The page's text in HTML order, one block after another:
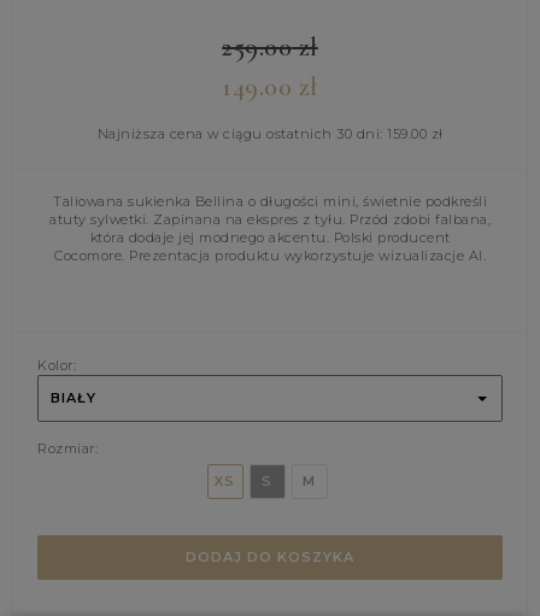
259.00zł
149.00 zł
Najniższa cena w ciągu ostatnich 30 dni: 159.00 zł
Taliowana sukienka Bellina o długości mini, świetnie podkreśli
atuty sylwetki. Zapinana na ekspres z tyłu. Przód zdobi falbana,
która dodaje jej modnego akcentu. Polski producent
Cocomore. Prezentacja produktu wykorzystuje wizualizacje AI.
Kolor:
BIAŁY
Rozmiar:
XS
S M
DODAJ DO KOSZYKA